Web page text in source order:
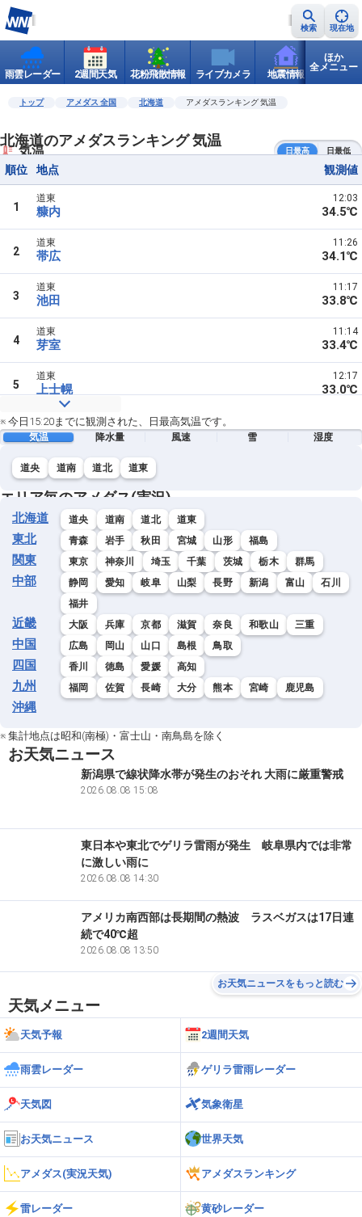
検索 現在地
雨雲レーダー 2週間天気 花粉飛散情報 ライブカメラ 地震情報 世界天
ほか
全メニュー
トップ アメダス 全国 北海道 アメダスランキング 気温
北海道のアメダスランキング 気温
気温 日最高 日最低
順位 地点 観測値
1
道東
糠内
12:03
34.5℃
2
道東
帯広
11:26
34.1℃
3
道東
池田
11:17
33.8℃
4
道東
芽室
11:14
33.4℃
5
道東
上士幌
12:17
33.0℃
6
道東
本別 32.9℃
6
道東
駒場
8
道東
中徹別
9 32.4℃
帯広泉
13:08
9
12 32.3℃
13
道東
大樹
12:48
15 北斗 31.8℃
12:18
31.8℃
19
道東
鹿追
11:12
20
道東
更別 31.3℃
21
道南
中杵臼
12:06
21
道南
新和
23
道南
函館 30.8℃
※ 今日15:20までに観測された、日最高気温です。
気温 降水量 風速 雪 湿度
道央 道南 道北 道東
エリア毎のアメダス(実況)
北海道 道央 道南 道北 道東
東北 青森 岩手 秋田 宮城 山形 福島
関東 東京 神奈川 埼玉 千葉 茨城 栃木 群馬
中部 静岡 愛知 岐阜 山梨 長野 新潟 富山
石川
福井
近畿 大阪 兵庫 京都 滋賀 奈良 和歌山 三重
中国 広島 岡山 山口 島根 鳥取
四国 香川 徳島 愛媛 高知
九州 福岡 佐賀 長崎 大分 熊本 宮崎 鹿児島
沖縄
※ 集計地点は昭和(南極)・富士山・南鳥島を除く
お天気ニュース
新潟県で線状降水帯が発生のおそれ 大雨に厳重警戒
2026.08.08 15:08
東日本や東北でゲリラ雷雨が発生 岐阜県内では非常
に激しい雨に
2026.08.08 14:30
アメリカ南西部は長期間の熱波 ラスベガスは17日連
続で40℃超
2026.08.08 13:50
お天気ニュースをもっと読む
天気メニュー
天気予報 2週間天気
雨雲レーダー ゲリラ雷雨レーダー
天気図 気象衛星
お天気ニュース 世界天気
アメダス(実況天気) アメダスランキング
雷レーダー 黄砂レーダー